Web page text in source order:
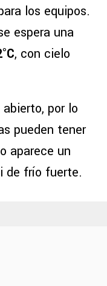
los equipos.
espera una
, con cielo
por lo
pueden tener
aparece un
de frío fuerte.